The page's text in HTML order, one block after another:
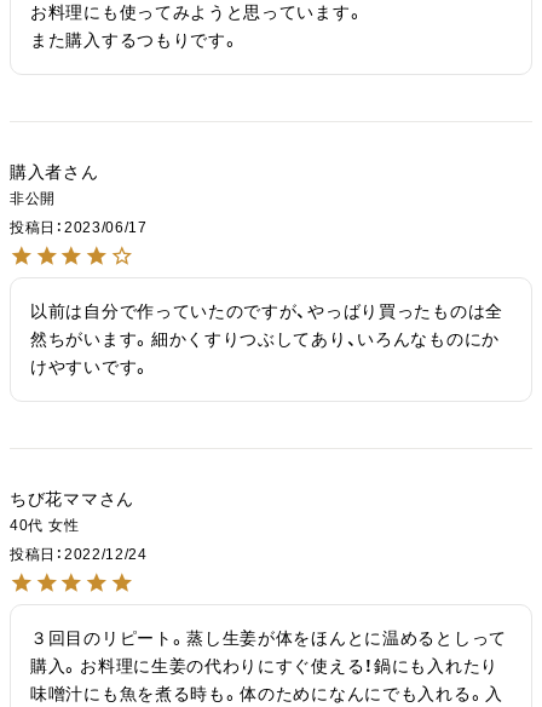
お料理にも使ってみようと思っています。
また購入するつもりです。
購入者
非公開
投稿日
2023/06/17
以前は自分で作っていたのですが、やっばり買ったものは全
然ちがいます。細かくすりつぶしてあり、いろんなものにか
けやすいです。
ちび花ママ
40代 女性
投稿日
2022/12/24
３回目のリピート。蒸し生姜が体をほんとに温めるとしって
購入。お料理に生姜の代わりにすぐ使える！鍋にも入れたり
味噌汁にも魚を煮る時も。体のためになんにでも入れる。入